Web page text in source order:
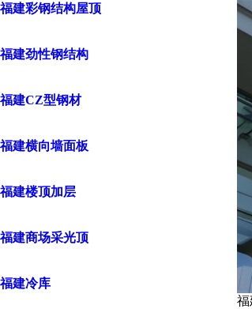
福建彩钢结构屋顶
福建劲性钢结构
福建CZ型钢材
福建横向墙面板
福建楼顶加层
福建商场采光顶
福建冷库
福